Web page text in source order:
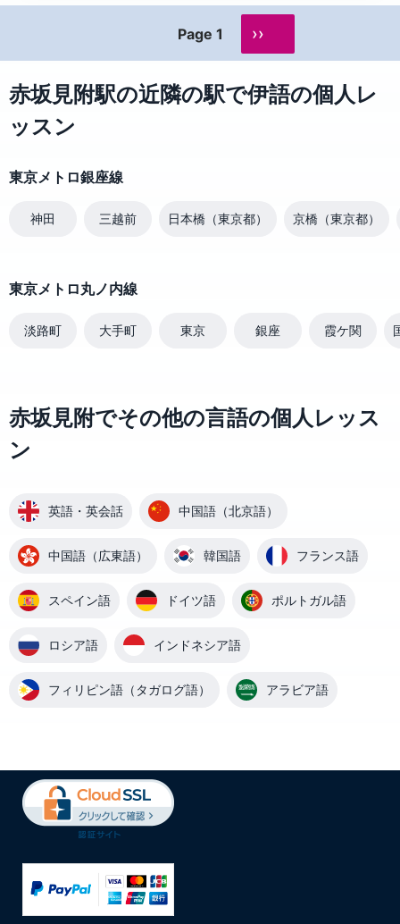
Page 1 ››
赤坂見附駅の近隣の駅で伊語の個人レ
ッスン
東京メトロ銀座線
神田 三越前 日本橋（東京都） 京橋（東京都）
東京メトロ丸ノ内線
淡路町 大手町 東京 銀座 霞ケ関
赤坂見附でその他の言語の個人レッス
ン
英語・英会話 中国語（北京語）
中国語（広東語） 韓国語 フランス語
スペイン語 ドイツ語 ポルトガル語
ロシア語 インドネシア語
フィリピン語（タガログ語） アラビア語